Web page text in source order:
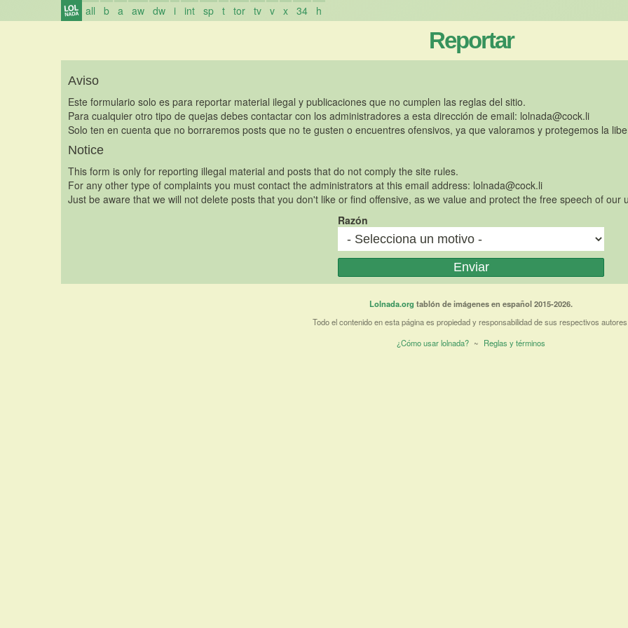
all b a aw dw i int sp t tor tv v x 34 h
Reportar
Aviso
Este formulario solo es para reportar material ilegal y publicaciones que no cumplen las reglas del sitio.
Para cualquier otro tipo de quejas debes contactar con los administradores a esta dirección de email: lolnada@cock.li
Solo ten en cuenta que no borraremos posts que no te gusten o encuentres ofensivos, ya que valoramos y protegemos la
Notice
This form is only for reporting illegal material and posts that do not comply the site rules.
For any other type of complaints you must contact the administrators at this email address: lolnada@cock.li
Just be aware that we will not delete posts that you don't like or find offensive, as we value and protect the free speech of our
Razón
Lolnada.org tablón de imágenes en español 2015-2026.
Todo el contenido en esta página es propiedad y responsabilidad de sus respectivos
¿Cómo usar lolnada? ~ Reglas y términos